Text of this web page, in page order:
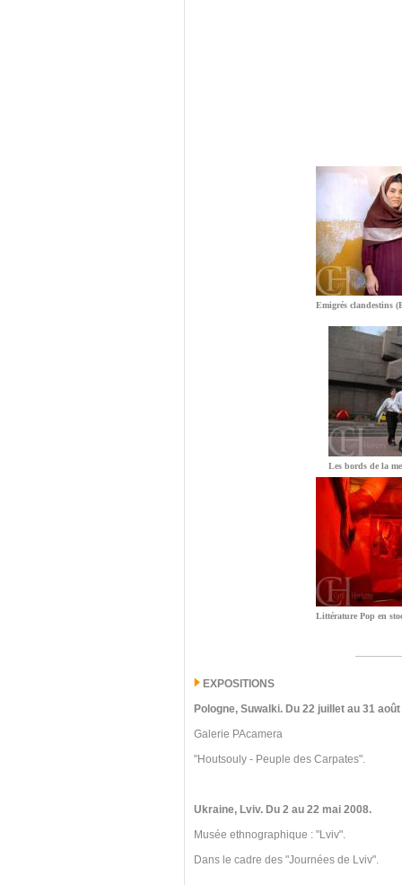
Emigrés clandestins
Les bords de la
Littérature Pop en
EXPOSITIONS
Pologne, Suwalki. Du 22 juillet au 31
Galerie PAcamera
"Houtsouly - Peuple des Carpates".
Ukraine, Lviv. Du 2 au 22 mai 2008.
Musée ethnographique : "Lviv".
Dans le cadre des "Journées de Lviv".